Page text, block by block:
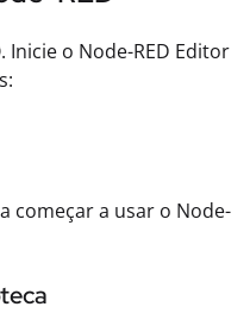
Inicie o Node-RED Editor
começar a usar o Node-